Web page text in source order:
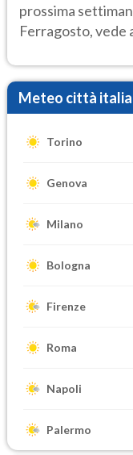
prossima
Ferragosto,
Meteo città
Torino
Genova
Milano
Bologna
Firenze
Roma
Napoli
Palermo